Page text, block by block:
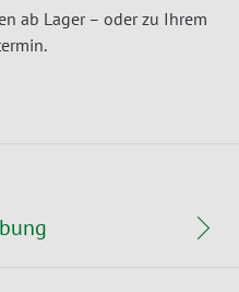
ab Lager – oder zu Ihrem